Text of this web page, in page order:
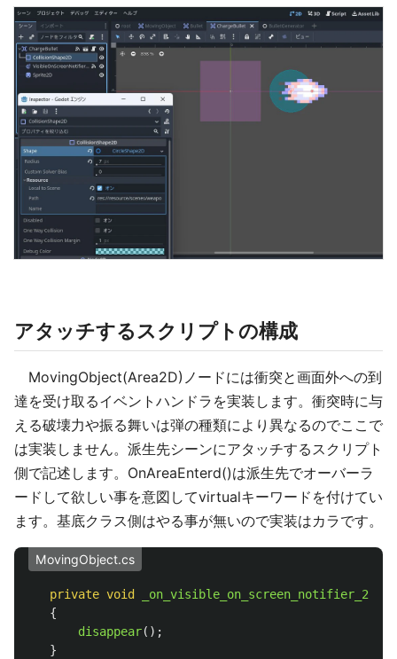
アタッチするスクリプトの構成
MovingObject(Area2D)ノードには衝突と画面外への到
達を受け取るイベントハンドラを実装します。衝突時に与
える破壊力や振る舞いは弾の種類により異なるのでここで
は実装しません。派生先シーンにアタッチするスクリプト
側で記述します。OnAreaEnterd()は派生先でオーバーラ
ードして欲しい事を意図してvirtualキーワードを付けてい
ます。基底クラス側はやる事が無いので実装はカラです。
MovingObject.cs
private void
{
disappear();
}